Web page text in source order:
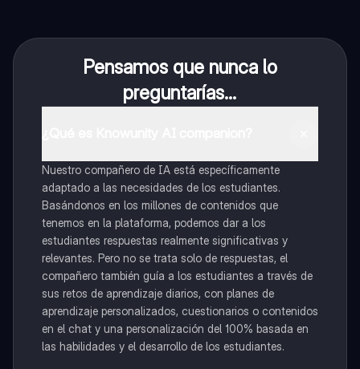
Pensamos que nunca lo
preguntarías...
Nuestro compañero de IA está específicamente
adaptado a las necesidades de los estudiantes.
Basándonos en los millones de contenidos que
tenemos en la plataforma, podemos dar a los
estudiantes respuestas realmente significativas y
relevantes. Pero no se trata solo de respuestas, el
compañero también guía a los estudiantes a través de
sus retos de aprendizaje diarios, con planes de
aprendizaje personalizados, cuestionarios o contenidos
en el chat y una personalización del 100% basada en
las habilidades y el desarrollo de los estudiantes.